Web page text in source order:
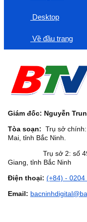
Desktop
Về đầu trang
Giám đốc: Nguyễn
Tòa soạn: Trụ sở
Mai, tỉnh Bắc Ninh.
Trụ sở 2: số 49
Giang, tỉnh Bắc Ninh
Điện thoại: (+84) - 0204
Email: